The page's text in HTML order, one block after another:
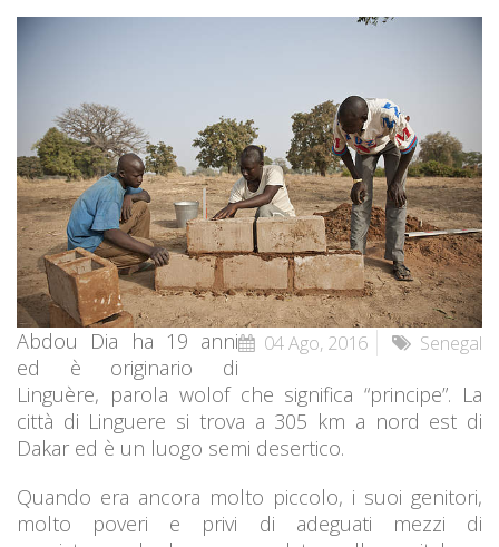
04 Ago, 2016 Senegal
Abdou Dia ha 19 anni
ed è originario di
Linguère, parola wolof che significa “principe”. La
città di Linguere si trova a 305 km a nord est di
Dakar ed è un luogo semi desertico.
Quando era ancora molto piccolo, i suoi genitori,
molto poveri e privi di adeguati mezzi di